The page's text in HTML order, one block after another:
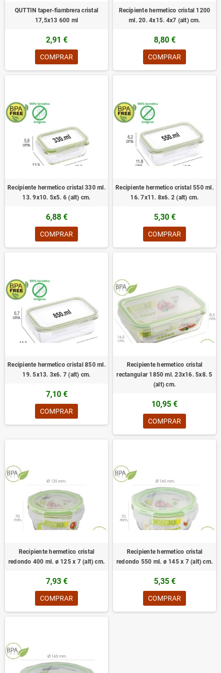
QUTTIN taper-fiambrera cristal
17,5x13 600 ml
2,91 €
COMPRAR
Recipiente hermetico cristal 1200
ml. 20. 4x15. 4x7 (alt) cm.
8,80 €
COMPRAR
Recipiente hermetico cristal 330 ml.
13. 9x10. 5x5. 6 (alt) cm.
6,88 €
COMPRAR
Recipiente hermetico cristal 550 ml.
16. 7x11. 8x6. 2 (alt) cm.
5,30 €
COMPRAR
Recipiente hermetico cristal 850 ml.
19. 5x13. 3x6. 7 (alt) cm.
7,10 €
COMPRAR
Recipiente hermetico cristal
rectangular 1850 ml. 23x16. 5x8. 5
(alt) cm.
10,95 €
COMPRAR
Recipiente hermetico cristal
redondo 400 ml. ø 125 x 7 (alt) cm.
7,93 €
COMPRAR
Recipiente hermetico cristal
redondo 550 ml. ø 145 x 7 (alt) cm.
5,35 €
COMPRAR